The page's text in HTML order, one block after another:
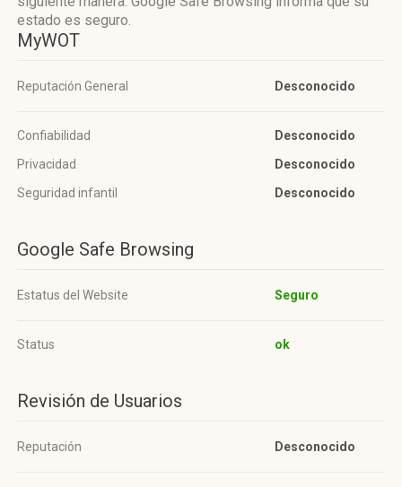
estado es seguro.
MyWOT
Reputación General Desconocido
Confiabilidad
Desconocido
Privacidad
Desconocido
Seguridad infantil
Desconocido
Google Safe Browsing
Estatus del Website Seguro
Status ok
Revisión de Usuarios
Reputación Desconocido